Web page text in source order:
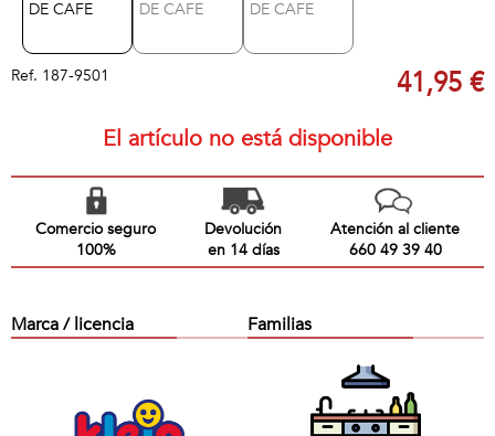
Ref. 187-9501 41,95 €
El artículo no está disponible
Comercio seguro
100%
Devolución
en 14 días
Atención al cliente
660 49 39 40
Marca / licencia Familias